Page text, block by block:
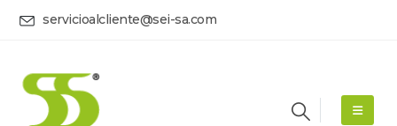
servicioalcliente@sei-sa.com